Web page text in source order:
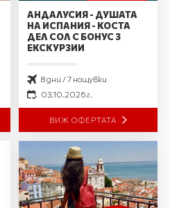
АНДАЛУСИЯ - ДУШАТА
НА ИСПАНИЯ - КОСТА
ДЕЛ СОЛ С БОНУС 3
ЕКСКУРЗИИ
8 дни / 7 нощувки
03.10.2026 г.
ВИЖ ОФЕРТАТА